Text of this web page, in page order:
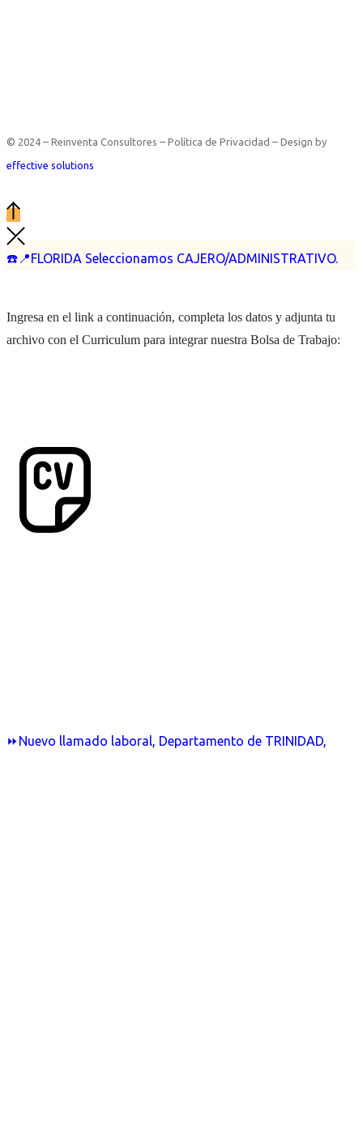
☎️📍FLORIDA Seleccionamos CAJERO/ADMINISTRATIVO.
⏩Nuevo llamado laboral, Departamento de TRINIDAD,
© 2024 – Reinventa Consultores – Política de Privacidad – Design by
effective solutions
Ingresa en el link a continuación, completa los datos y adjunta tu
archivo con el Curriculum para integrar nuestra Bolsa de Trabajo: